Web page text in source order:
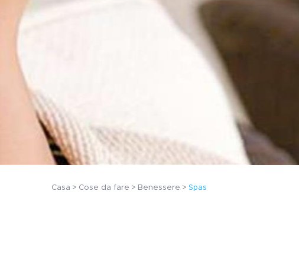
Casa Cose da fare Benessere Spas